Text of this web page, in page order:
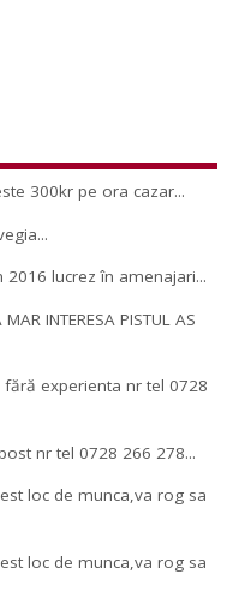
300kr pe ora cazar...
lucrez în amenajari...
INTERESA PISTUL AS
experienta nr tel 0728
nr tel 0728 266 278...
loc de munca,va rog sa
loc de munca,va rog sa